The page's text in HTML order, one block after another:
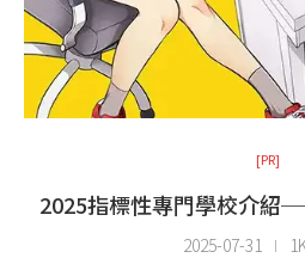
[PR]
2025指標性專門學校介紹
2025-07-31